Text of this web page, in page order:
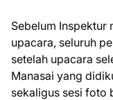
Sebelum Inspektur
upacara, seluruh
setelah upacara
Manasai yang
sekaligus sesi foto